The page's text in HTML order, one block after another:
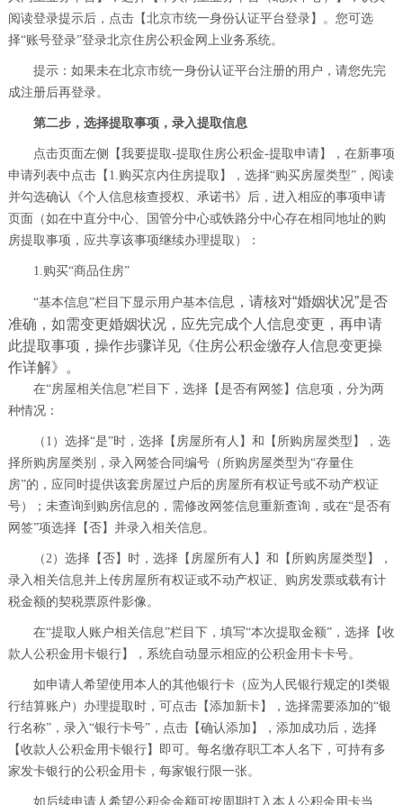
阅读登录提示后，点击【北京市统一身份认证平台登录】。您可选
择“账号登录”登录北京住房公积金网上业务系统。
提示：如果未在北京市统一身份认证平台注册的用户，请您先完
成注册后再登录。
第二步，选择提取事项，录入提取信息
点击页面左侧【我要提取-提取住房公积金-提取申请】，在新事项
申请列表中点击【1.购买京内住房提取】，选择“购买房屋类型”，阅读
并勾选确认《个人信息核查授权、承诺书》后，进入相应的事项申请
页面（如在中直分中心、国管分中心或铁路分中心存在相同地址的购
房提取事项，应共享该事项继续办理提取）：
1.购买“商品住房”
“基本信息”栏目下显示用户基本信息，请核对“婚姻状况”是否
准确，如需变更婚姻状况，应先完成个人信息变更，再申请
此提取事项，操作步骤详见《住房公积金缴存人信息变更操
作详解》。
在“房屋相关信息”栏目下，选择【是否有网签】信息项，分为两
种情况：
（1）选择“是”时，选择【房屋所有人】和【所购房屋类型】，选
择所购房屋类别，录入网签合同编号（所购房屋类型为“存量住
房”的，应同时提供该套房屋过户后的房屋所有权证号或不动产权证
号）；未查询到购房信息的，需修改网签信息重新查询，或在“是否有
网签”项选择【否】并录入相关信息。
（2）选择【否】时，选择【房屋所有人】和【所购房屋类型】，
录入相关信息并上传房屋所有权证或不动产权证、购房发票或载有计
税金额的契税票原件影像。
在“提取人账户相关信息”栏目下，填写“本次提取金额”，选择【收
款人公积金用卡银行】，系统自动显示相应的公积金用卡卡号。
如申请人希望使用本人的其他银行卡（应为人民银行规定的I类银
行结算账户）办理提取时，可点击【添加新卡】，选择需要添加的“银
行名称”，录入“银行卡号”，点击【确认添加】，添加成功后，选择
【收款人公积金用卡银行】即可。每名缴存职工本人名下，可持有多
家发卡银行的公积金用卡，每家银行限一张。
如后续申请人希望公积金余额可按周期打入本人公积金用卡当